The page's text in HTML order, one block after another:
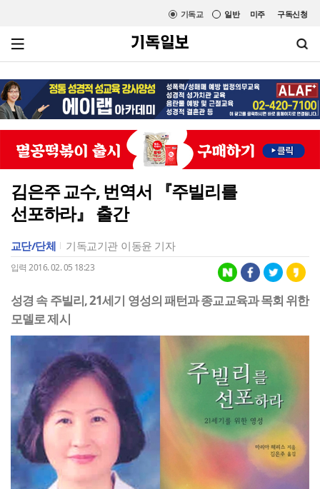
미주 구독신청
일반
기독교
김은주 교수, 번역서 『주빌리를
선포하라』 출간
교단/단체 기독교기관 이동윤 기자
입력 2016. 02. 05 18:23
성경 속 주빌리, 21세기 영성의 패턴과 종교교육과 목회 위한
모델로 제시